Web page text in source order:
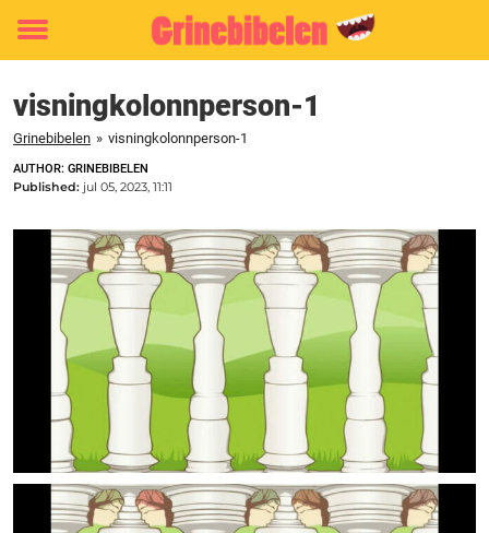
Toggle
visningkolonnperson-1
Grinebibelen » visningkolonnperson-1
AUTHOR: GRINEBIBELEN
Published: jul 05, 2023, 11:11